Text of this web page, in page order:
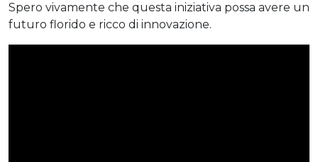
Spero vivamente che questa iniziativa possa avere un
futuro florido e ricco di innovazione.